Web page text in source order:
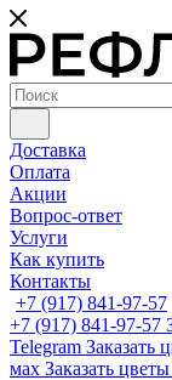
Доставка
Оплата
Акции
Вопрос-ответ
Услуги
Как купить
Контакты
+7 (917) 841-97-57
+7 (917) 841-97-57
Telegram Заказать
мах Заказать